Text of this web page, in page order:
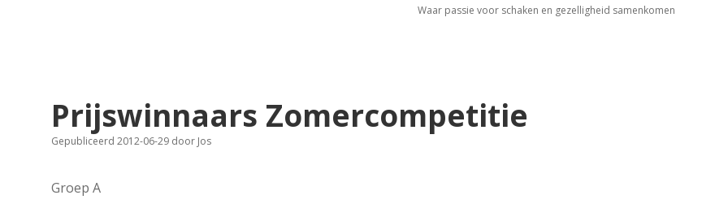
Waar passie voor schaken en gezelligheid samenkomen
Prijswinnaars Zomercompetitie
Gepubliceerd 2012-06-29 door Jos
Groep A